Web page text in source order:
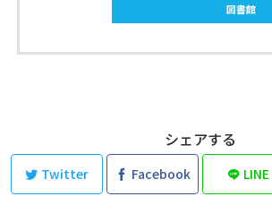
図書館
シェアする
Twitter Facebook LINE